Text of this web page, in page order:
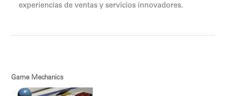
experiencias de ventas y servicios innovadores.
Game Mechanics